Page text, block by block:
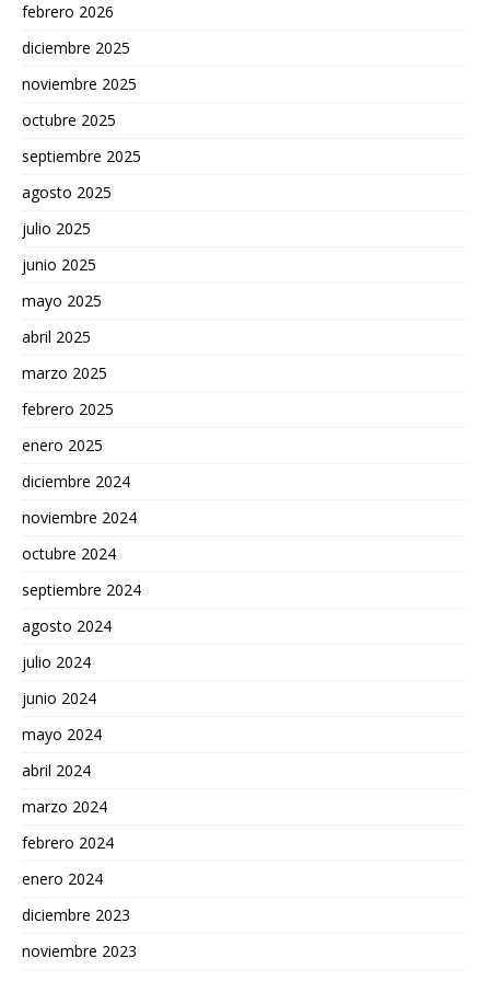
febrero 2026
diciembre 2025
noviembre 2025
octubre 2025
septiembre 2025
agosto 2025
julio 2025
junio 2025
mayo 2025
abril 2025
marzo 2025
febrero 2025
enero 2025
diciembre 2024
noviembre 2024
octubre 2024
septiembre 2024
agosto 2024
julio 2024
junio 2024
mayo 2024
abril 2024
marzo 2024
febrero 2024
enero 2024
diciembre 2023
noviembre 2023